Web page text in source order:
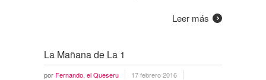
Leer más
La Mañana de La 1
por Fernando, el Queseru
17 febrero 2016